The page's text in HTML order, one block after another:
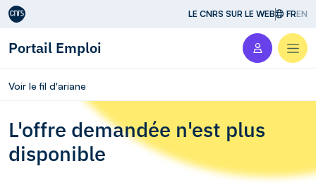
Aller au contenu LE CNRS SUR LE WEB FREN
Portail Emploi
Voir le fil d'ariane
L'offre demandée n'est plus
disponible